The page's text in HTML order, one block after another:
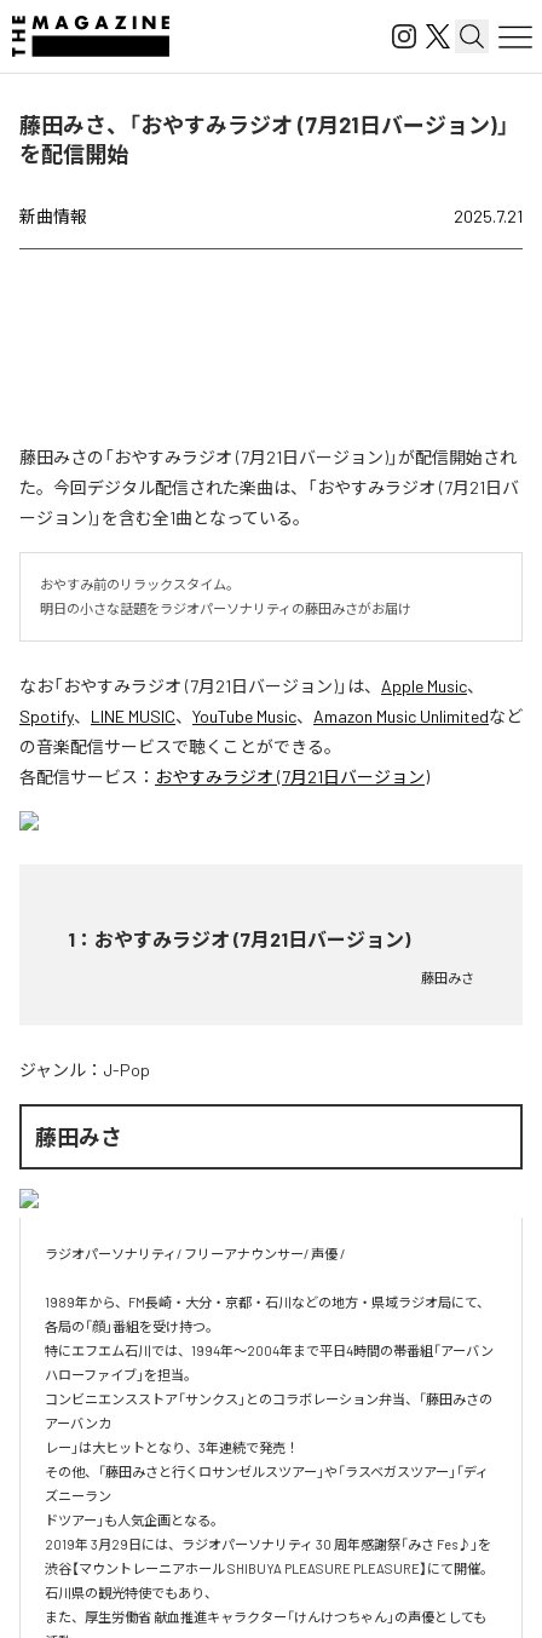
藤田みさ、「おやすみラジオ (7月21日バージョン)」
を配信開始
新曲情報 2025.7.21
藤田みさの「おやすみラジオ (7月21日バージョン)」が配信開始され
た。今回デジタル配信された楽曲は、「おやすみラジオ (7月21日バ
ージョン)」を含む全1曲となっている。
おやすみ前のリラックスタイム。
明日の小さな話題をラジオパーソナリティの藤田みさがお届け
なお「おやすみラジオ (7月21日バージョン)」は、 Apple Music、
Spotify、 LINE MUSIC、 YouTube Music、 Amazon Music Unlimitedなど
の音楽配信サービスで聴くことができる。
各配信サービス： おやすみラジオ (7月21日バージョン)
1 ： おやすみラジオ (7月21日バージョン)
藤田みさ
ジャンル： J-Pop
藤田みさ
ラジオパーソナリティ/ フリーアナウンサー/ 声優 /
1989年から、FM長崎・大分・京都・石川などの地方・県域ラジオ局にて、
各局の「顔」番組を受け持つ。
特にエフエム石川では、1994年〜2004年まで平日4時間の帯番組「アーバン
ハローファイブ」を担当。
コンビニエンスストア「サンクス」とのコラボレーション弁当、「藤田みさの
アーバンカ
レー」は大ヒットとなり、3年連続で発売！
その他、「藤田みさと行くロサンゼルスツアー」や「ラスベガスツアー」「ディ
ズニーラン
ドツアー」も人気企画となる。
2019年 3月29日には、ラジオパーソナリティ 30 周年感謝祭「みさ Fes♪」を
渋谷【マウントレーニアホール SHIBUYA PLEASURE PLEASURE】にて開催。
石川県の観光特使でもあり、
また、厚生労働省 献血推進キャラクター「けんけつちゃん」の声優としても